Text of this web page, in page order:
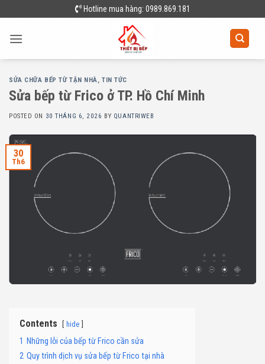
to
content
Hotline mua hàng: 0989.869.181
SỬA CHỮA BẾP TỪ TẬN NHÀ,TIN TỨC
Sửa bếp từ Frico ở TP. Hồ Chí Minh
POSTED ON 30 THÁNG 6, 2026 BY QUANTRIWEB
30
Th6
Contents hide
1 Những lỗi của bếp từ Frico cần sửa
2 Quy trình dịch vụ sửa bếp từ Frico tại nhà